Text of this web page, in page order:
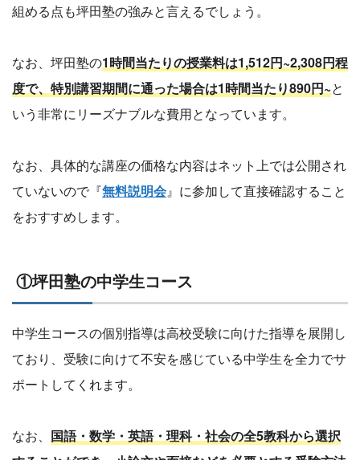
組める点も坪田塾の強みと言えるでしょう。
なお、坪田塾の1時間当たりの授業料は1,512円~2,308円程
度で、特別講習期間に通った場合は1時間当たり890円~と
いう非常にリーズナブルな費用となっています。
なお、具体的な講座の価格な内容はネット上では公開され
ていないので『無料説明会』に参加して直接確認すること
をおすすめします。
①坪田塾の中学生コース
中学生コースの個別指導は高校受験に向けた指導を展開し
ており、受験に向けて不安を感じている中学生を全力でサ
ポートしてくれます。
なお、 国語・数学・英語・理科・社会の全5教科から選択